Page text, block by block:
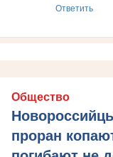
Ответить
Общество
проран